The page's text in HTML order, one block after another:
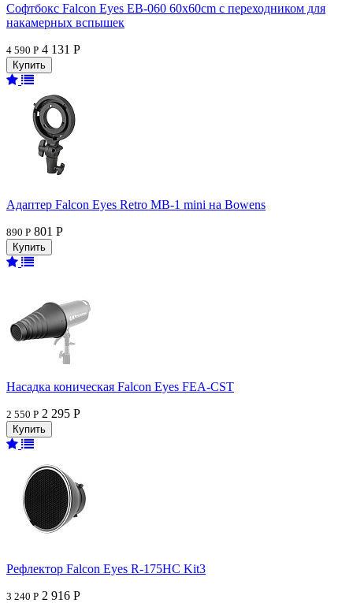
Софтбокс Falcon Eyes EB-060 60x60cm с переходником для
накамерных вспышек
4 590 Р 4 131 Р
Адаптер Falcon Eyes Retro MB-1 mini на Bowens
890 Р 801 Р
Насадка коническая Falcon Eyes FEA-CST
2 550 Р 2 295 Р
Рефлектор Falcon Eyes R-175HC Kit3
3 240 Р 2 916 Р